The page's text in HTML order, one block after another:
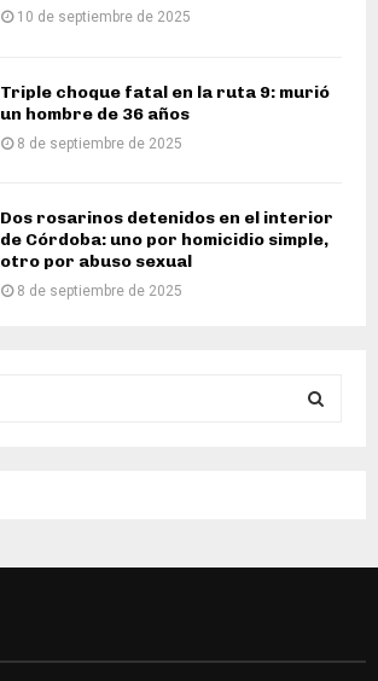
10 de septiembre de 2025
Triple choque fatal en la ruta 9: murió
un hombre de 36 años
8 de septiembre de 2025
Dos rosarinos detenidos en el interior
de Córdoba: uno por homicidio simple,
otro por abuso sexual
8 de septiembre de 2025